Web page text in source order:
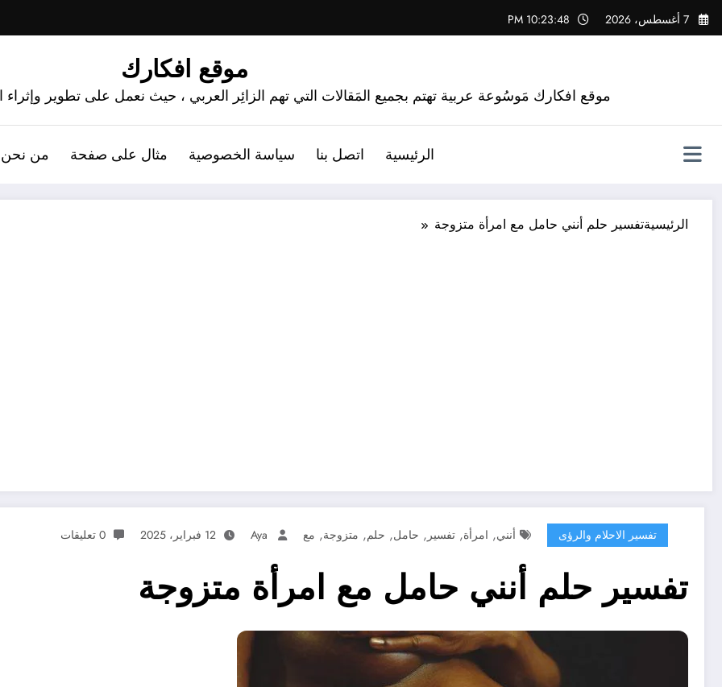
التجاوز
إلى
7 أغسطس، 2026 10:23:49 PM
موقع افكارك
موقع افكارك مَوسُوعة عربية تهتم بجميع المَقالات التي تهم الزائِر العربي ، حيث نعمل على تطوير
الرئيسية اتصل بنا سياسة الخصوصية مثال على صفحة من
الرئيسيةتفسير حلم أنني حامل مع امرأة متزوجة
تفسير الاحلام والرؤى أنني, امرأة, تفسير , حامل, حلم, متزوجة, مع Aya 12 فبراير، 2025 0 تعليقات
تفسير حلم أنني حامل مع امرأة متزوجة